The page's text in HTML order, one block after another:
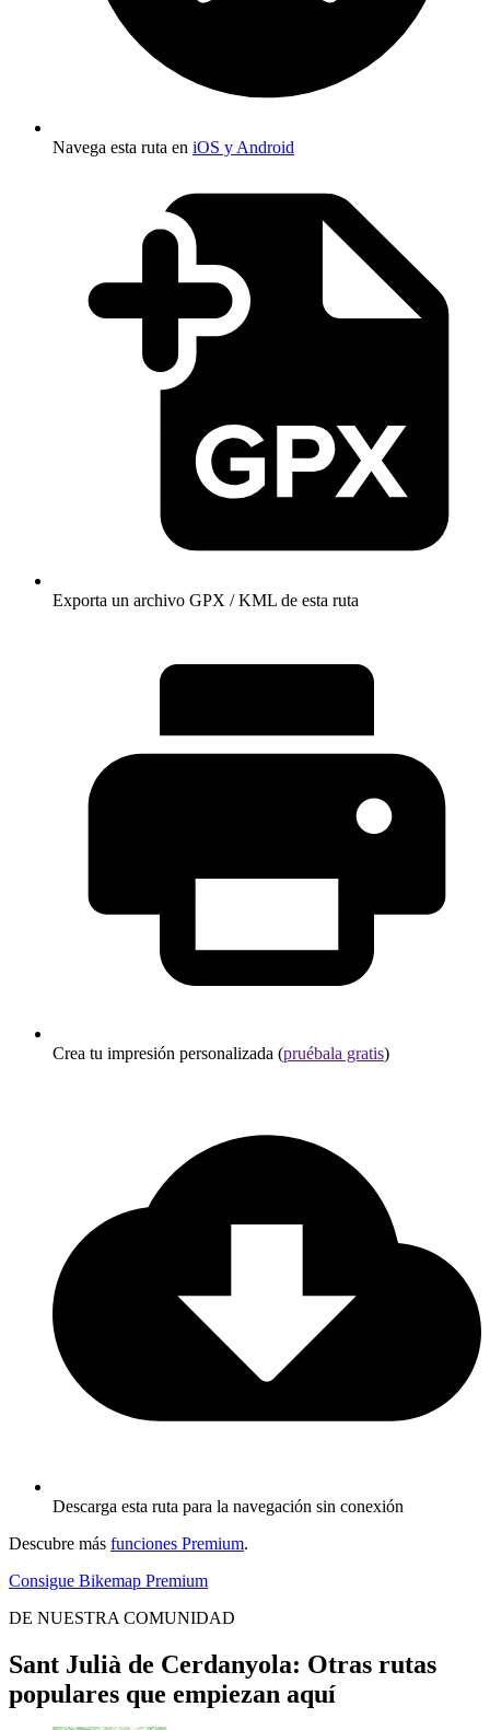
Navega esta ruta en iOS y Android
Exporta un archivo GPX / KML de esta ruta
Crea tu impresión personalizada (pruébala gratis)
Descarga esta ruta para la navegación sin conexión
Descubre más funciones Premium.
Consigue Bikemap Premium
DE NUESTRA COMUNIDAD
Sant Julià de Cerdanyola: Otras rutas
populares que empiezan aquí